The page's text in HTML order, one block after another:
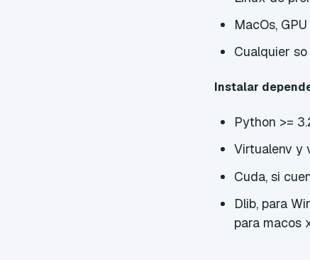
MacOs,
Cualquier
Instalar
Python >=
Virtualenv y
Cuda, si
Dlib, para
para macos